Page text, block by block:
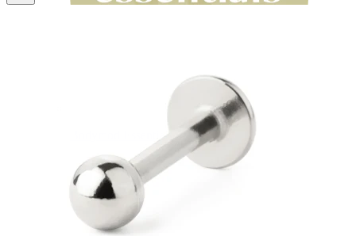
Bodymod Essentials
Kup 4, zaplať za 3